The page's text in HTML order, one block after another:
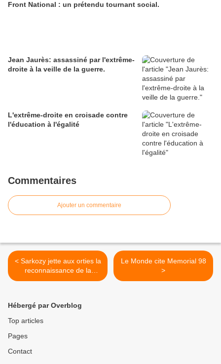
Front National : un prétendu tournant social.
Jean Jaurès: assassiné par l'extrême-
droite à la veille de la guerre.
L'extrême-droite en croisade contre
l'éducation à l'égalité
Commentaires
Ajouter un commentaire
< Sarkozy jette aux orties la
reconnaissance de la
participation de la France à
Le Monde cite Memorial 98
>
Hébergé par Overblog
Top articles
Pages
Contact